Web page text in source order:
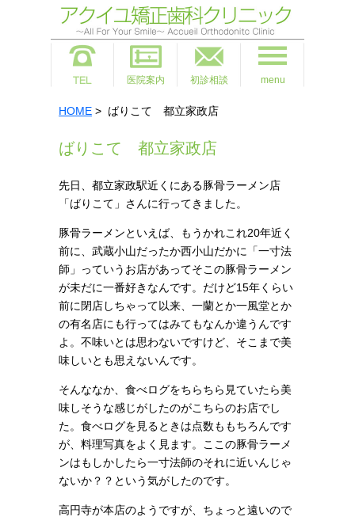
医院案内 初診相談 menu
HOME > ばりこて 都立家政店
ばりこて 都立家政店
先日、都立家政駅近くにある豚骨ラーメン店
「ばりこて」さんに行ってきました。
豚骨ラーメンといえば、もうかれこれ20年近く
前に、武蔵小山だったか西小山だかに「一寸法
師」っていうお店があってそこの豚骨ラーメン
が未だに一番好きなんです。だけど15年くらい
前に閉店しちゃって以来、一蘭とか一風堂とか
の有名店にも行ってはみてもなんか違うんです
よ。不味いとは思わないですけど、そこまで美
味しいとも思えないんです。
そんななか、食べログをちらちら見ていたら美
味しそうな感じがしたのがこちらのお店でし
た。食べログを見るときは点数ももちろんです
が、料理写真をよく見ます。ここの豚骨ラーメ
ンはもしかしたら一寸法師のそれに近いんじゃ
ないか？？という気がしたのです。
高円寺が本店のようですが、ちょっと遠いので